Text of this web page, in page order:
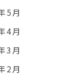
5月
4月
3月
2月